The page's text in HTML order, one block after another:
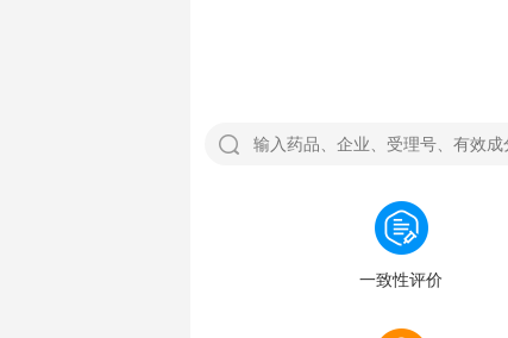
一致性评价